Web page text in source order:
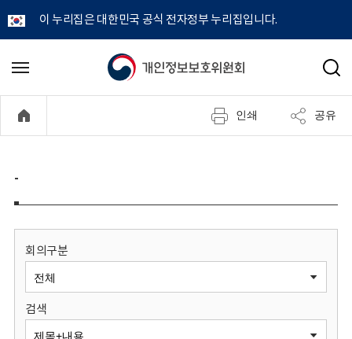
이 누리집은 대한민국 공식 전자정부 누리집입니다.
개
정
보
원
메
기
검
인쇄 공유
-
회의구분
검색